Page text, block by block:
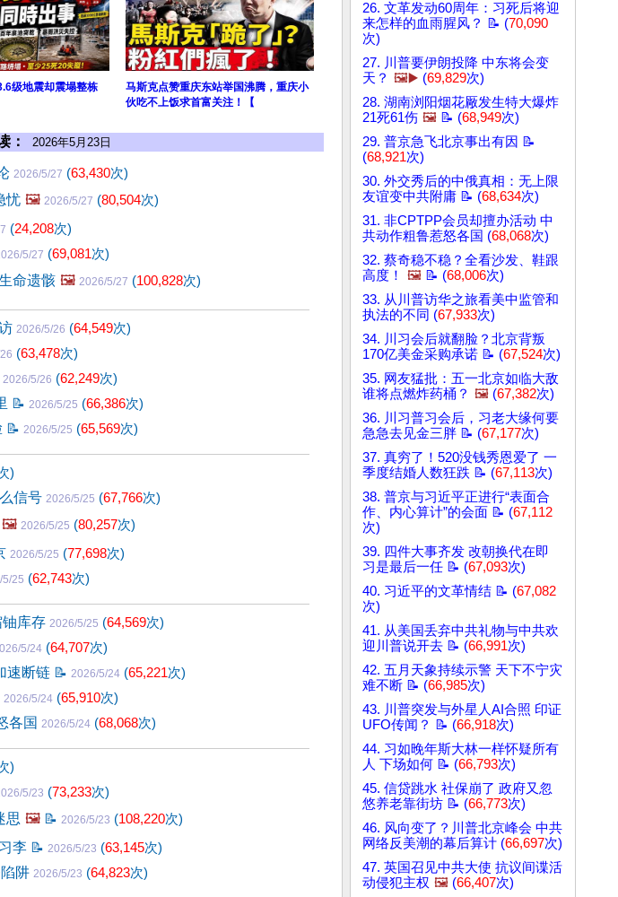
级地震却震塌整栋
马斯克点赞重庆东站举国沸腾，重庆小
伙吃不上饭求首富关注！【
： 2026年5月23日
2026/5/27 (63,430次)
忧 🖼️ 2026/5/27 (80,504次)
(24,208次)
5/27 (69,081次)
命遗骸 🖼️ 2026/5/27 (100,828次)
2026/5/26 (64,549次)
(63,478次)
2026/5/26 (62,249次)
📝 2026/5/25 (66,386次)
📝 2026/5/25 (65,569次)
)
信号 2026/5/25 (67,766次)
🖼️ 2026/5/25 (80,257次)
2026/5/25 (77,698次)
25 (62,743次)
库存 2026/5/25 (64,569次)
5/24 (64,707次)
速断链 📝 2026/5/24 (65,221次)
2026/5/24 (65,910次)
各国 2026/5/24 (68,068次)
)
5/23 (73,233次)
思 🖼️ 📝 2026/5/23 (108,220次)
李 📝 2026/5/23 (63,145次)
阱 2026/5/23 (64,823次)
26. 文革发动60周年：习死后将迎
来怎样的血雨腥风？ 📝 (70,090
次)
27. 川普要伊朗投降 中东将会变
天？ 🖼️▶️ (69,829次)
28. 湖南浏阳烟花厰发生特大爆炸
21死61伤 🖼️ 📝 (68,949次)
29. 普京急飞北京事出有因 📝
(68,921次)
30. 外交秀后的中俄真相：无上限
友谊变中共附庸 📝 (68,634次)
31. 非CPTPP会员却擅办活动 中
共动作粗鲁惹怒各国 (68,068次)
32. 蔡奇稳不稳？全看沙发、鞋跟
高度！
🖼️ 📝 (68,006次)
33. 从川普访华之旅看美中监管和
执法的不同 (67,933次)
34. 川习会后就翻脸？北京背叛
170亿美金采购承诺 📝 (67,524次)
35. 网友猛批：五一北京如临大敌
谁将点燃炸药桶？ 🖼️ (67,382次)
36. 川习普习会后，习老大缘何要
急急去见金三胖 📝 (67,177次)
37. 真穷了！520没钱秀恩爱了 一
季度结婚人数狂跌 📝 (67,113次)
38. 普京与习近平正进行“表面合
作、内心算计”的会面 📝 (67,112
次)
39. 四件大事齐发 改朝换代在即
习是最后一任 📝 (67,093次)
40. 习近平的文革情结 📝 (67,082
次)
41. 从美国丢弃中共礼物与中共欢
迎川普说开去 📝 (66,991次)
42. 五月天象持续示警 天下不宁灾
难不断 📝 (66,985次)
43. 川普突发与外星人AI合照 印证
UFO传闻？ 📝 (66,918次)
44. 习如晚年斯大林一样怀疑所有
人 下场如何 📝 (66,793次)
45. 信贷跳水 社保崩了 政府又忽
悠养老靠街坊 📝 (66,773次)
46. 风向变了？川普北京峰会 中共
网络反美潮的幕后算计 (66,697次)
47. 英国召见中共大使 抗议间谍活
动侵犯主权 🖼️ (66,407次)